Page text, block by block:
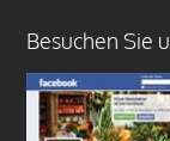
Besuchen Sie